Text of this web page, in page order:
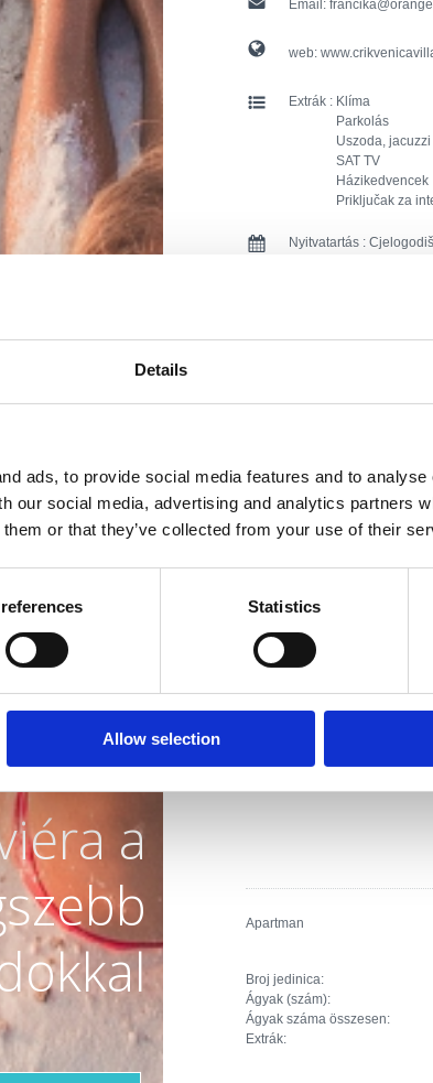
Details
ads, to provide social media features and to
our social media, advertising and analytics partners
or that they’ve collected from your use of their
Statistics
Allow selection
Email:
web:
Extrák : Klíma
Parkolás
Uszoda, jacuzzi
SAT TV
Házikedvencek
Priključak za
Nyitvatartás :
Távolság a központtól:
Távolság a boltoktól :
Távolság a
Apartman
Broj jedinica:
Ágyak (szám):
Ágyak száma összesen:
Extrák:
a